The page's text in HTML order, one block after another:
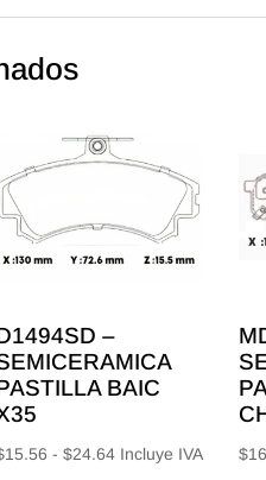
–
BAIC
15.56 - $24.64Rango
Incluye IVA $